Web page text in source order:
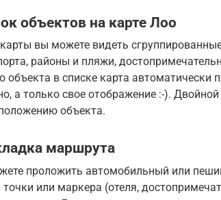
объектов на карте Лоо
вы можете видеть
районы и пляжи,
объекта в списке карта автоматически
а только свое отображение :-).
объекта.
маршрута
проложить автомобильный или
или маркера (отеля,